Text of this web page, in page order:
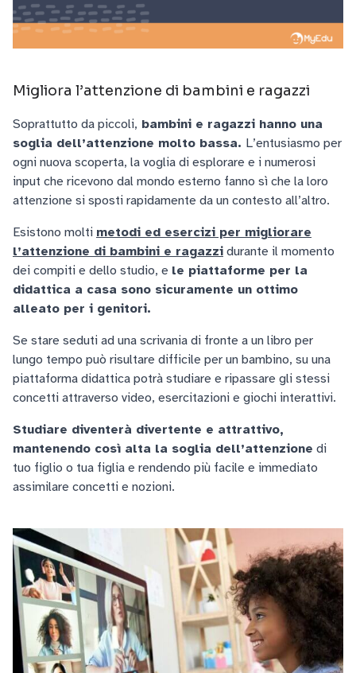
Migliora l’attenzione di bambini e ragazzi
Soprattutto da piccoli, bambini e ragazzi hanno una
soglia dell’attenzione molto bassa. L’entusiasmo per
ogni nuova scoperta, la voglia di esplorare e i numerosi
input che ricevono dal mondo esterno fanno sì che la loro
attenzione si sposti rapidamente da un contesto all’altro.
Esistono molti metodi ed esercizi per migliorare
l’attenzione di bambini e ragazzi durante il momento
dei compiti e dello studio, e le piattaforme per la
didattica a casa sono sicuramente un ottimo
alleato per i genitori.
Se stare seduti ad una scrivania di fronte a un libro per
lungo tempo può risultare difficile per un bambino, su una
piattaforma didattica potrà studiare e ripassare gli stessi
concetti attraverso video, esercitazioni e giochi interattivi.
Studiare diventerà divertente e attrattivo,
mantenendo così alta la soglia dell’attenzione di
tuo figlio o tua figlia e rendendo più facile e immediato
assimilare concetti e nozioni.